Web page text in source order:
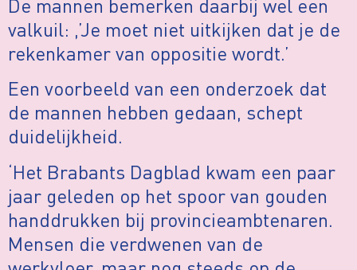
De mannen bemerken daarbij wel een
valkuil: ,’Je moet niet uitkijken dat je de
rekenkamer van oppositie wordt.’
Een voorbeeld van een onderzoek dat
de mannen hebben gedaan, schept
duidelijkheid.
‘Het Brabants Dagblad kwam een paar
jaar geleden op het spoor van gouden
handdrukken bij provincieambtenaren.
Mensen die verdwenen van de